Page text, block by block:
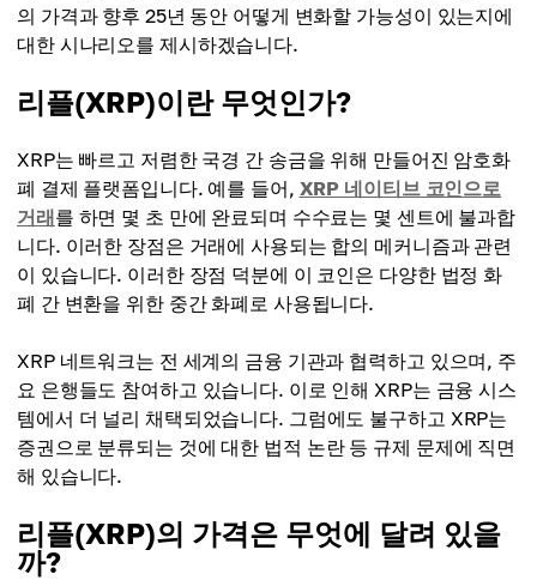
의 가격과 향후 25년 동안 어떻게 변화할 가능성이 있는지에
대한 시나리오를 제시하겠습니다.
리플(XRP)이란 무엇인가?
XRP는 빠르고 저렴한 국경 간 송금을 위해 만들어진 암호화
폐 결제 플랫폼입니다. 예를 들어, XRP 네이티브 코인으로
거래를 하면 몇 초 만에 완료되며 수수료는 몇 센트에 불과합
니다. 이러한 장점은 거래에 사용되는 합의 메커니즘과 관련
이 있습니다. 이러한 장점 덕분에 이 코인은 다양한 법정 화
폐 간 변환을 위한 중간 화폐로 사용됩니다.
XRP 네트워크는 전 세계의 금융 기관과 협력하고 있으며, 주
요 은행들도 참여하고 있습니다. 이로 인해 XRP는 금융 시스
템에서 더 널리 채택되었습니다. 그럼에도 불구하고 XRP는
증권으로 분류되는 것에 대한 법적 논란 등 규제 문제에 직면
해 있습니다.
리플(XRP)의 가격은 무엇에 달려 있을
까?